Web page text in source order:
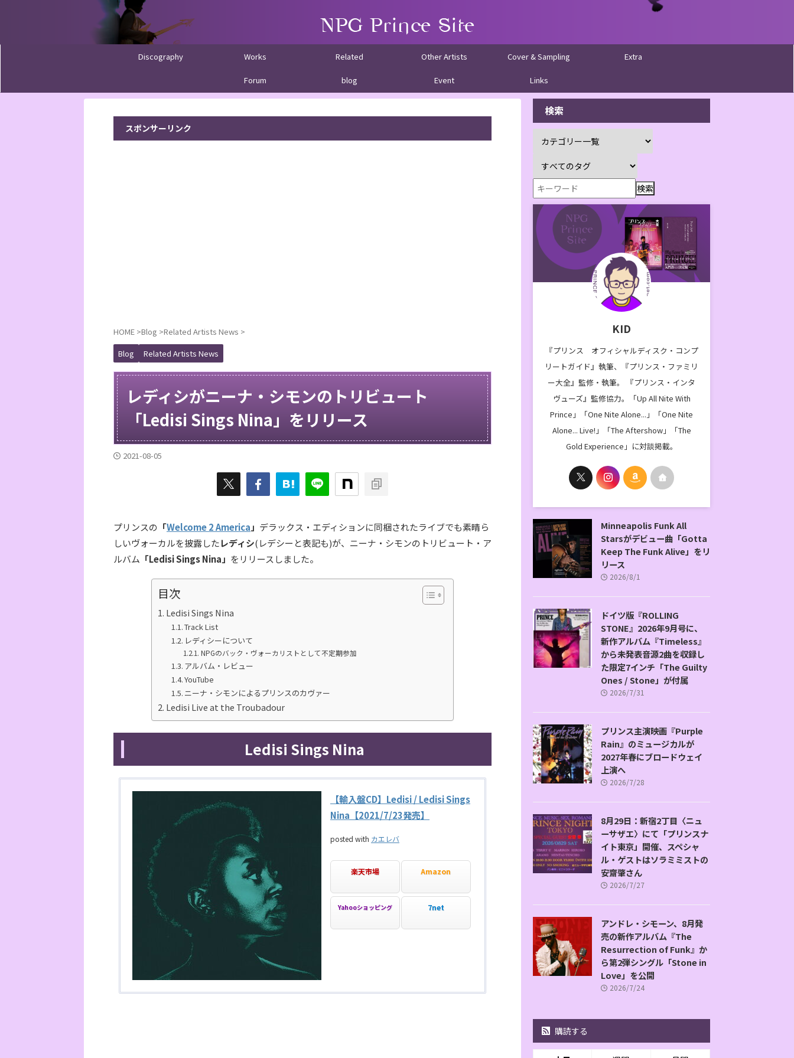
Discography Works Related Other Artists Cover & Sampling Extra
Forum blog Event Links
スポンサーリンク
HOME >Blog >Related Artists News >
Blog
Related Artists News
レディシがニーナ・シモンのトリビュート
「Ledisi Sings Nina」をリリース
2021-08-05
プリンスの 「Welcome 2 America 」 デラックス・エディションに同梱されたライブでも素晴ら
しいヴォーカルを披露したレディシ(レデシーと表記も)が、ニーナ・シモンのトリビュート・ア
ルバム 「Ledisi Sings Nina」 をリリースしました。
目次
Ledisi Sings Nina
Track List
レディシーについて
NPGのバック・ヴォーカリストとして不定期参加
アルバム・レビュー
YouTube
ニーナ・シモンによるプリンスのカヴァー
Ledisi Live at the Troubadour
Ledisi Sings Nina
【輸入盤CD】Ledisi / Ledisi Sings
Nina【2021/7/23発売】
posted with カエレバ
楽天市場 Amazon
Yahooショッピング 7net
検索
KID
『プリンス オフィシャルディスク・コンプ
リートガイド』執筆、『プリンス・ファミリ
ー大全』監修・執筆。 『プリンス・インタ
ヴューズ』監修協力。「Up All Nite With
Prince」「One Nite Alone...」「One Nite
Alone... Live!」「The Aftershow」「The
Gold Experience」に対談掲載。
Minneapolis Funk All
Starsがデビュー曲「Gotta
Keep The Funk Alive」をリ
リース
2026/8/1
ドイツ版『ROLLING
STONE』2026年9月号に、
新作アルバム『Timeless』
から未発表音源2曲を収録し
た限定7インチ「The Guilty
Ones / Stone」が付属
2026/7/31
プリンス主演映画『Purple
Rain』のミュージカルが
2027年春にブロードウェイ
上演へ
2026/7/28
8月29日：新宿2丁目〈ニュ
ーサザエ〉にて「プリンスナ
イト東京」開催、スペシャ
ル・ゲストはソラミミストの
安齋肇さん
2026/7/27
アンドレ・シモーン、8月発
売の新作アルバム『The
Resurrection of Funk』か
ら第2弾シングル「Stone in
Love」を公開
2026/7/24
購読する